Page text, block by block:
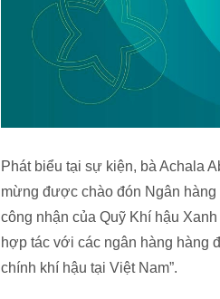
Phát biểu tại sự kiện, bà Achala
mừng được chào đón Ngân
công nhận của Quỹ Khí hậu
hợp tác với các ngân hàng hàng
chính khí hậu tại Việt Nam”.